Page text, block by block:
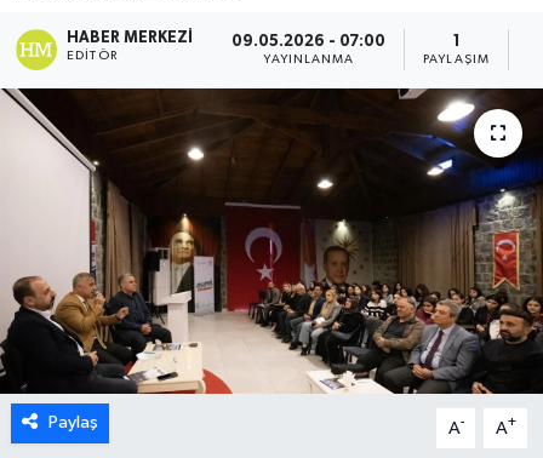
HABER MERKEZI
EDITÖR
09.05.2026 - 07:00
YAYINLANMA
1
PAYLAŞIM
Paylaş A- A+